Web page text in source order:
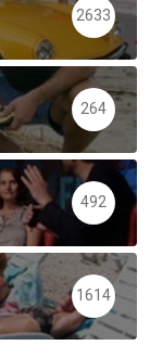
2633
264
492
1614